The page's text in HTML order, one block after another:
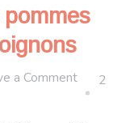
a Commenton
2